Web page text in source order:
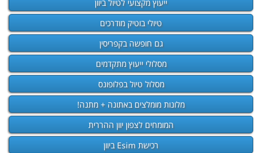
ייעוץ מקצועי לטיול ביוון
טיולי בוטיק מודרכים
גם חופשה בקפריסין
מסלולי ייעוץ מתקדמים
מסלול טיול בפלופונס
מלונות מומלצים באתונה + מתנה!
המומחים לצפון יוון ההררית
רכישת Esim ביוון